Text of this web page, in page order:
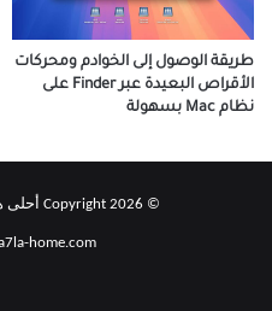
طريقة الوصول إلى الخوادم ومحركات
الأقراص البعيدة عبر Finder على
نظام Mac بسهولة
© Copyright 2026 أحلى هاوم, All Rights Reserved
home.com/